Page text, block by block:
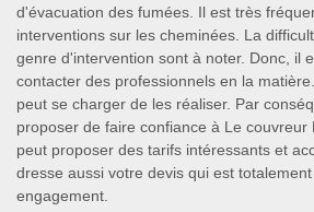
d'évacuation des fumées. Il est très
interventions sur les cheminées. La
genre d'intervention sont à noter. Donc, il
contacter des professionnels en la
peut se charger de les réaliser. Par
proposer de faire confiance à Le couvreur
peut proposer des tarifs intéressants et
dresse aussi votre devis qui est
engagement.